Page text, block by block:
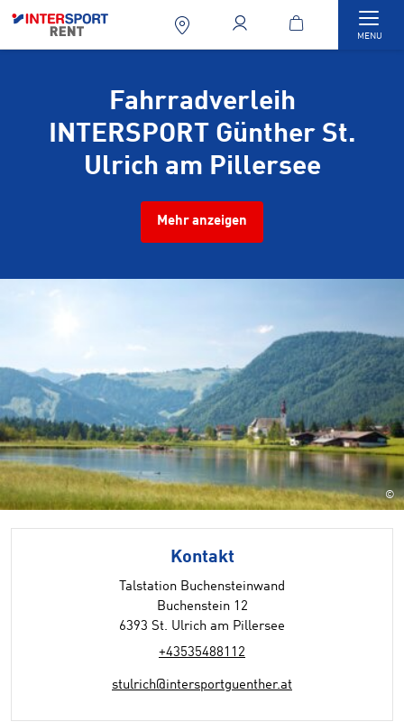
MENU
Fahrradverleih
INTERSPORT Günther St.
Ulrich am Pillersee
Mehr anzeigen
©
Kontakt
Talstation Buchensteinwand
Buchenstein 12
6393 St. Ulrich am Pillersee
+43535488112
stulrich@intersportguenther.at